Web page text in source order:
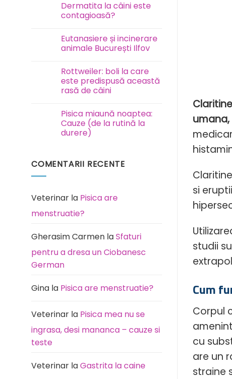
Test
FAVN
la
pisici
Dermatita la câini este
contagioasă?
la
Dermatita
la
contagioasă?
Eutanasiere și incinerare
animale București Ilfov
la
Eutanasiere
și
incinerare
Ilfov
Rottweiler: boli la care
este predispusă această
rasă de câini
la
Rottweiler:
boli
la
această
rasă
Pisica miaună noaptea:
Cauze (de la rutină la
durere)
Pisica
la
rutină
durere)
COMENTARII RECENTE
Veterinar la Pisica are
menstruatie?
Gherasim Carmen laSfaturi
pentru a dresa un Ciobanesc
German
Gina la Pisica are menstruatie?
Veterinar la Pisica mea nu se
ingrasa, desi mananca – cauze si
teste
Veterinar laGastrita la caine
si
studii
Cum
Corpul
cu
are un
straine